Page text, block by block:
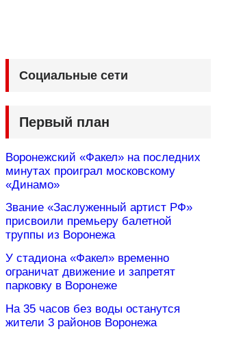
Социальные сети
Первый план
Воронежский «Факел» на последних
минутах проиграл московскому
«Динамо»
Звание «Заслуженный артист РФ»
присвоили премьеру балетной
труппы из Воронежа
У стадиона «Факел» временно
ограничат движение и запретят
парковку в Воронеже
На 35 часов без воды останутся
жители 3 районов Воронежа